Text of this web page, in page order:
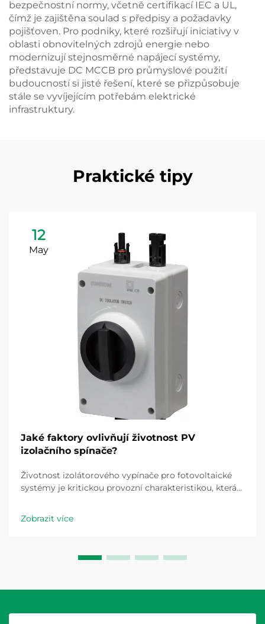
bezpečnostní normy, včetně certifikací IEC a UL,
čímž je zajištěna soulad s předpisy a požadavky
pojišťoven. Pro podniky, které rozšiřují iniciativy v
oblasti obnovitelných zdrojů energie nebo
modernizují stejnosměrné napájecí systémy,
představuje DC MCCB pro průmyslové použití
budoucností si jisté řešení, které se přizpůsobuje
stále se vyvíjejícím potřebám elektrické
infrastruktury.
Praktické tipy
12
May
Jaké faktory ovlivňují životnost PV
izolačního spínače?
Životnost izolátorového vypínače pro fotovoltaické
systémy je kritickou provozní charakteristikou, která
životnost fotovoltaických energetických systémů. S
rozšiřováním solárních instalací v domácnostech,
Zobrazit více